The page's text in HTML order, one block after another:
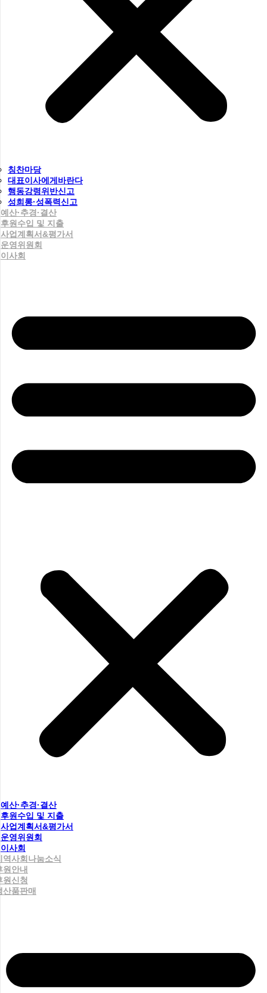
칭찬마당
대표이사에게바란다
행동강령위반신고
성희롱·성폭력신고
예산·추경·결산
후원수입 및 지출
사업계획서&평가서
운영위원회
이사회
예산·추경·결산
후원수입 및 지출
사업계획서&평가서
운영위원회
이사회
역사회나눔소식
원안내
원신청
산품판매